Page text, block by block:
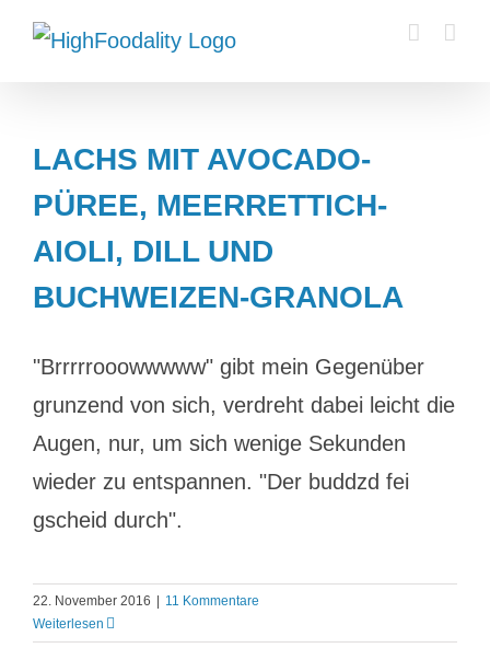
Zum
Inhalt
LACHS MIT AVOCADO-
PÜREE, MEERRETTICH-
AIOLI, DILL UND
BUCHWEIZEN-GRANOLA
"Brrrrrooowwwww" gibt mein Gegenüber
grunzend von sich, verdreht dabei leicht die
Augen, nur, um sich wenige Sekunden
wieder zu entspannen. "Der buddzd fei
gscheid durch".
22. November 2016
11 Kommentare
Weiterlesen